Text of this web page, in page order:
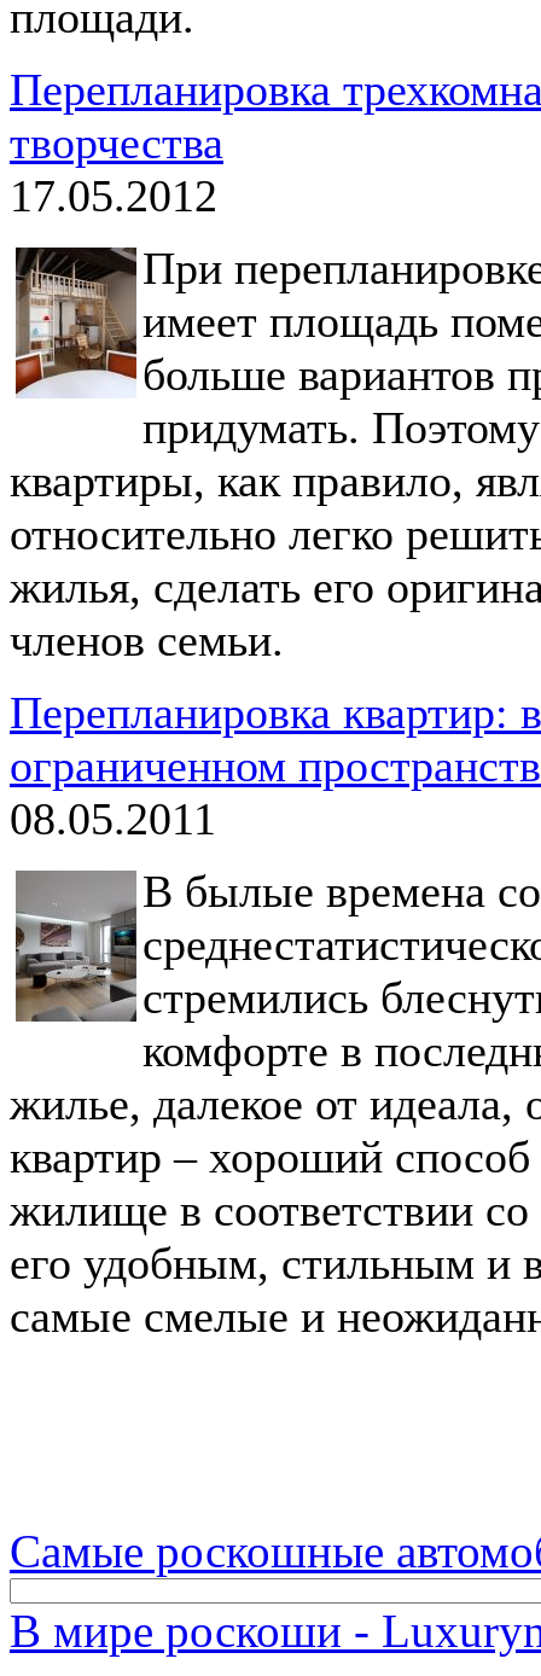
площади.
Перепланировка
творчества
17.05.2012
При
имеет площадь
больше вариантов
придумать.
квартиры, как правило,
относительно легко
жилья, сделать его
членов семьи.
Перепланировка
ограниченном
08.05.2011
В былые времена
стремились
комфорте в
жилье, далекое от идеала,
квартир – хороший способ
жилище в соответствии
его удобным, стильным и
самые смелые и
Самые роскошные
В мире роскоши -